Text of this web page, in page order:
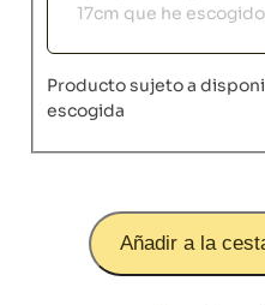
Producto sujeto a
escogida
Añadir a la